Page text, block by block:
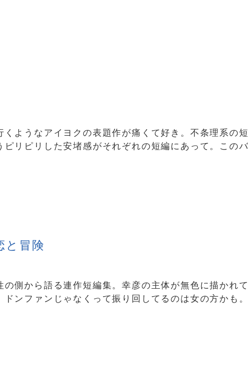
くようなアイヨクの表題作が痛くて好き。不条理系の
ピリピリした安堵感がそれぞれの短編にあって。この
と冒険
の側から語る連作短編集。幸彦の主体が無色に描かれ
ドンファンじゃなくって振り回してるのは女の方かも